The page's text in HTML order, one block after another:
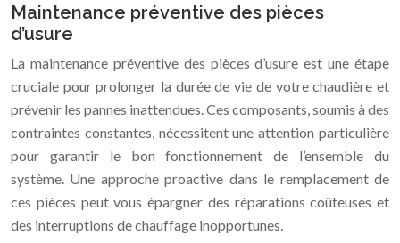
Maintenance préventive des pièces
d’usure
La maintenance préventive des pièces d’usure est une étape
cruciale pour prolonger la durée de vie de votre chaudière et
prévenir les pannes inattendues. Ces composants, soumis à des
contraintes constantes, nécessitent une attention particulière
pour garantir le bon fonctionnement de l’ensemble du
système. Une approche proactive dans le remplacement de
ces pièces peut vous épargner des réparations coûteuses et
des interruptions de chauffage inopportunes.